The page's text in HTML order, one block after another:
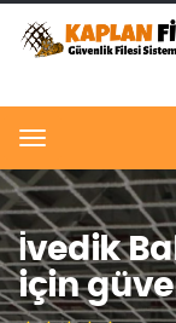
Menu
İvedik
için